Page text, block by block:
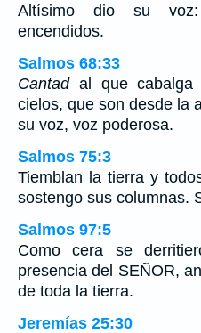
Altísimo dio su
encendidos.
Salmos 68:33
Cantadal que cabalga
cielos, que son desde la
su voz, voz poderosa.
Salmos 75:3
Tiemblan la tierra y
sostengo sus columnas.
Salmos 97:5
Como cera se
presencia del SEÑOR,
de toda la tierra.
Jeremías 25:30